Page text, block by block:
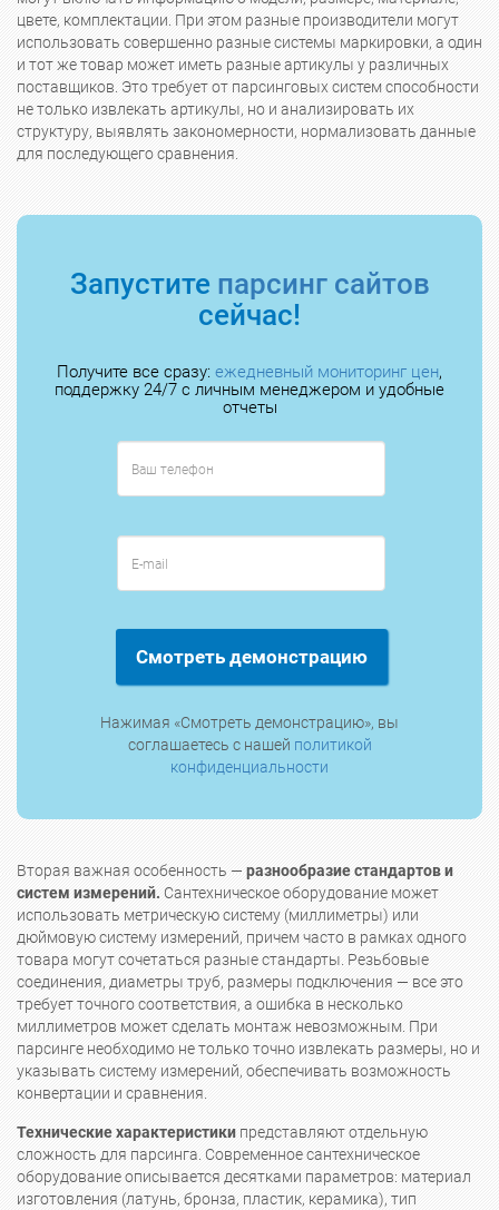
цвете, комплектации. При этом разные производители могут
использовать совершенно разные системы маркировки, а один
и тот же товар может иметь разные артикулы у различных
поставщиков. Это требует от парсинговых систем способности
не только извлекать артикулы, но и анализировать их
структуру, выявлять закономерности, нормализовать данные
для последующего сравнения.
Запустите парсинг сайтов
сейчас!
Получите все сразу: ежедневный мониторинг цен,
поддержку 24/7 с личным менеджером и удобные
отчеты
Смотреть демонстрацию
Нажимая «Смотреть демонстрацию», вы
соглашаетесь с нашей политикой
конфиденциальности
Вторая важная особенность — разнообразие стандартов и
систем измерений. Сантехническое оборудование может
использовать метрическую систему (миллиметры) или
дюймовую систему измерений, причем часто в рамках одного
товара могут сочетаться разные стандарты. Резьбовые
соединения, диаметры труб, размеры подключения — все это
требует точного соответствия, а ошибка в несколько
миллиметров может сделать монтаж невозможным. При
парсинге необходимо не только точно извлекать размеры, но и
указывать систему измерений, обеспечивать возможность
конвертации и сравнения.
Технические характеристики представляют отдельную
сложность для парсинга. Современное сантехническое
оборудование описывается десятками параметров: материал
изготовления (латунь, бронза, пластик, керамика), тип